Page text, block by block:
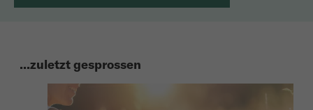
...zuletzt gesprossen